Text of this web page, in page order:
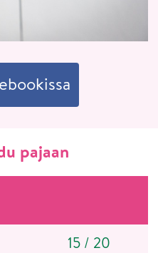
pajaan
15/ 20